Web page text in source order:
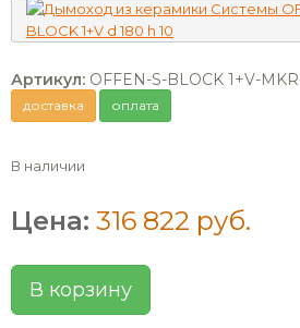
Артикул: OFFEN-S-BLOCK 1+V-
доставка оплата
В наличии
Цена: 316 822 руб.
В корзину